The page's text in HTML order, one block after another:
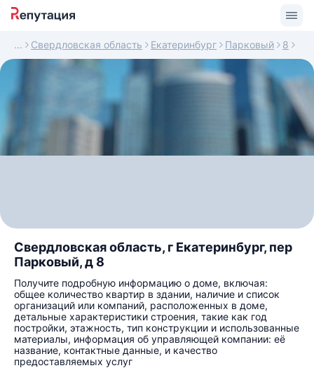
Свердловская область Екатеринбург Парковый 8
Свердловская область, г Екатеринбург, пер
Парковый, д 8
Получите подробную информацию о доме, включая:
общее количество квартир в здании, наличие и список
организаций или компаний, расположенных в доме,
детальные характеристики строения, такие как год
постройки, этажность, тип конструкции и использованные
материалы, информация об управляющей компании: её
название, контактные данные, и качество
предоставляемых услуг